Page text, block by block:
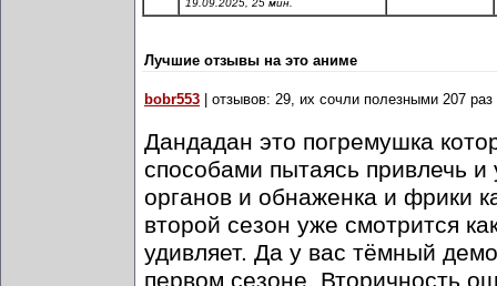
19.09.2025, 25 мин.
Лучшие отзывы на это аниме
bobr553 | отзывов: 29, их сочли полезными 207 раз
Дандадан это погремушка
способами пытаясь привлечь
органов и обнаженка и фрики
второй сезон уже смотрится
удивляет. Да у вас тёмный
первом сезоне. Вторичность